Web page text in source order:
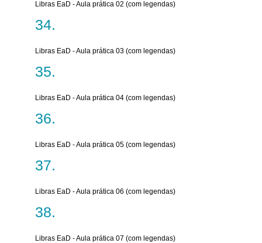
Libras EaD - Aula prática 02 (com legendas)
Libras EaD - Aula prática 03 (com legendas)
Libras EaD - Aula prática 04 (com legendas)
Libras EaD - Aula prática 05 (com legendas)
Libras EaD - Aula prática 06 (com legendas)
Libras EaD - Aula prática 07 (com legendas)